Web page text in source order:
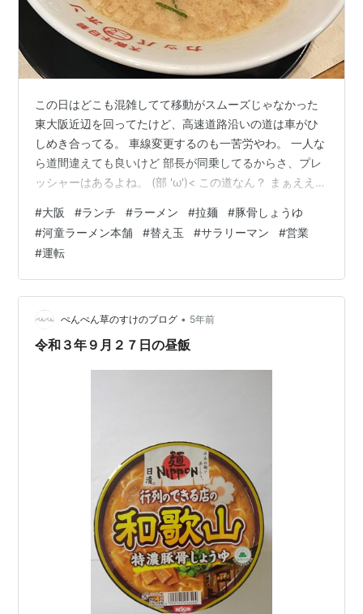
この日はどこも混雑してて移動がスムーズじゃなかった
東大阪近辺を回ってたけど、高速道路沿いの道は車がひ
しめき合ってる。 車線変更するのも一苦労やわ。 一人な
ら道間違えても良いけど 部長が同乗してるからさ、プレ
ッシャーはあるよね。 (部 'ω')< この道なん？ まぁええけ
やろうけど、さすがに全問正解はできへんわ。 なるべく
大きい道を使うようにしてるけどさ… これ曲がった方が
良いんやけど…とか思いつつ車を進めたりしてます。 一
人立ちするまで、そこは我慢やね。 今日のお昼は 河童ラ
ーメン本舗さん 付近にめぼしいお店がなかったのもある
けど、車で入…
#大阪 #ランチ #ラーメン #拉麺 #豚骨しょうゆ
#河童ラーメン本舗 #替え玉 #サラリーマン #営業
#運転
ぺんぺん草のすけのブログ • 5年前
令和３年９月２７日の昼飯